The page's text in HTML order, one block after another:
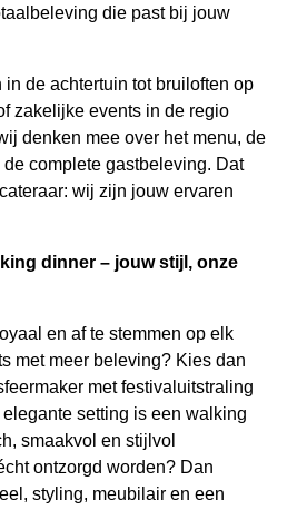
die past bij jouw
de achtertuin tot bruiloften op
zakelijke events in de regio
denken mee over het menu, de
complete gastbeleving. Dat
wij zijn jouw ervaren
dinner – jouw stijl, onze
en af te stemmen op elk
met meer beleving? Kies dan
met festivaluitstraling
setting is een walking
smaakvol en stijlvol
ontzorgd worden? Dan
styling, meubilair en een